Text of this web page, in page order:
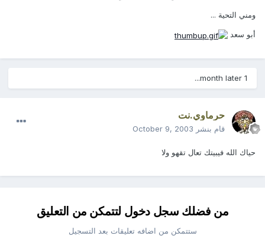
ومني التحية ...
أبو سعد
حرماوي.نت
قام بنشر October 9, 2003
حياك الله فيبيتك تعال تقهو ولا
من فضلك سجل دخول لتتمكن من التعليق
ستتمكن من اضافه تعليقات بعد التسجيل